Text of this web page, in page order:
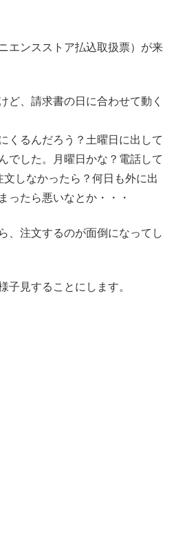
エンスストア払込取扱票）が来
ど、請求書の日に合わせて動く
くるんだろう？土曜日に出して
でした。月曜日かな？電話して
しなかったら？何日も外に出
ったら悪いなとか・・・
、注文するのが面倒になってし
子見することにします。